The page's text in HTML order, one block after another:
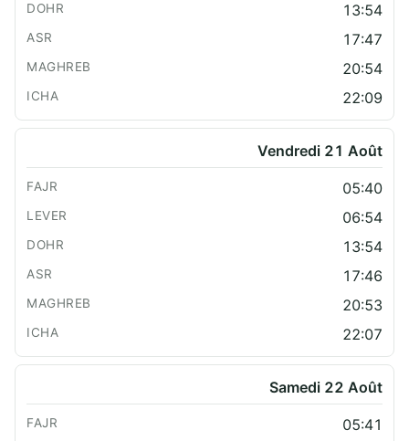
13:54
17:47
20:54
22:09
Vendredi 21 Août
05:40
06:54
13:54
17:46
20:53
22:07
Samedi 22 Août
05:41